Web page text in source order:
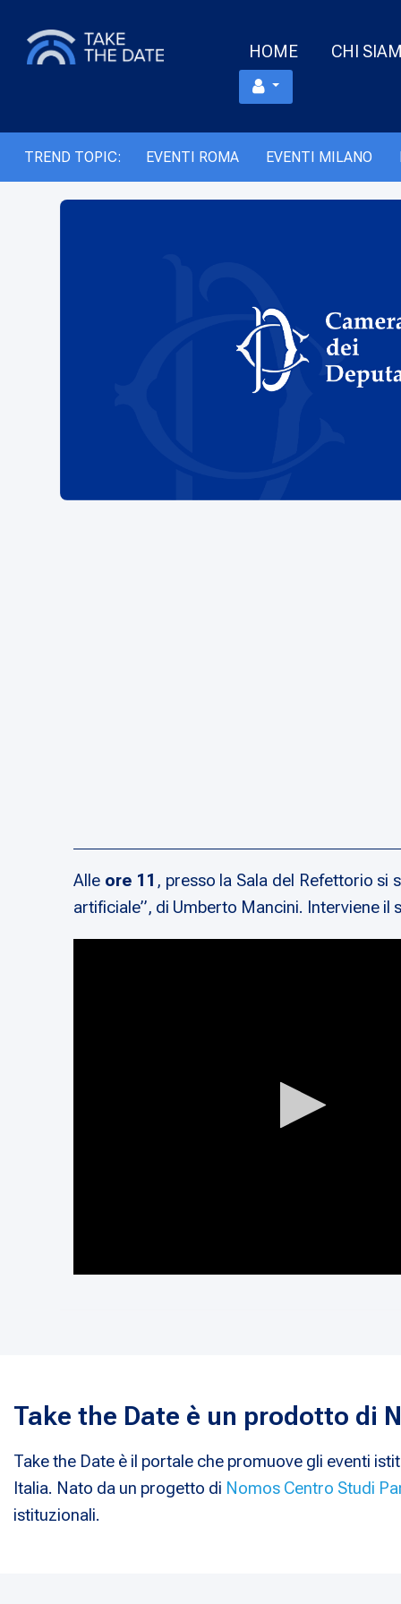
HOME CHI
TREND TOPIC: EVENTI ROMA EVENTI MILANO
Alle ore 11 , presso la Sala del Refettorio
artificiale”, di Umberto Mancini. Interviene
Take the Date è un prodotto di
Take the Date è il portale che promuove gli eventi
Italia. Nato da un progetto di Nomos Centro Studi
istituzionali.